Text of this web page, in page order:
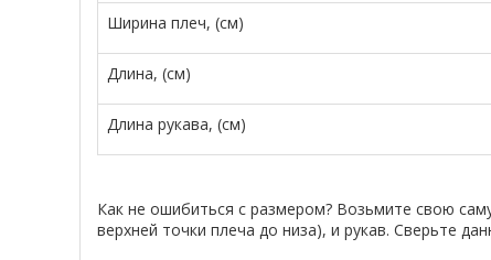
Ширина плеч, (см)
Длина, (см)
Длина рукава, (см)
Как не ошибиться с размером? Возьмите свою
верхней точки плеча до низа), и рукав. Сверьте